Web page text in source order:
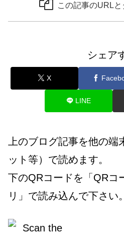
この記事のURL
シェア
X
LINE
上のブログ記事を他の
ット等）で読めます。
下のQRコードを「QRコ
リ」で読み込んで下さい。